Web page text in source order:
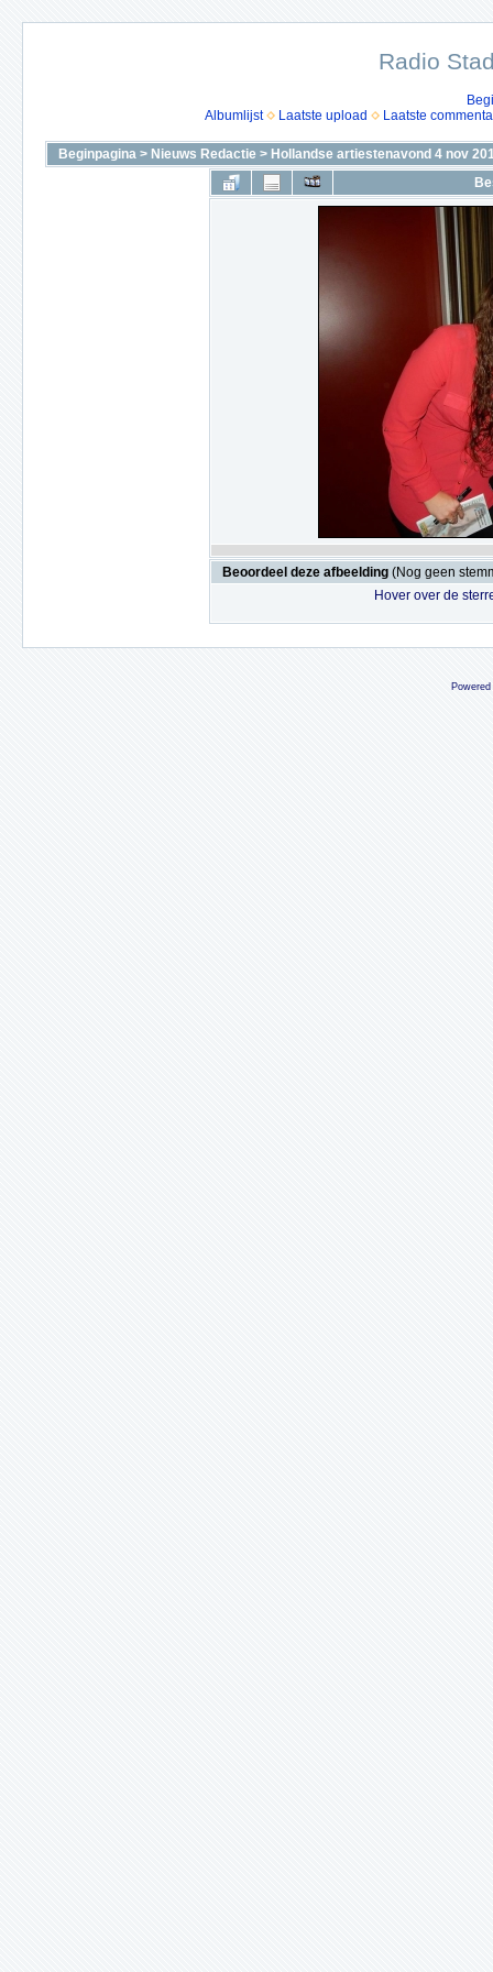
Radio
Albumlijst
Laatste upload Laatste
Beginpagina > Nieuws Redactie > Hollandse artiestenavond 4 nov
Beoordeel deze afbeelding (Nog geen
Hover over de